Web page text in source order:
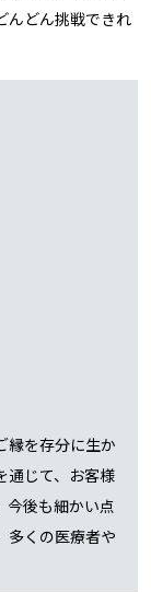
んどん挑戦できれ
縁を存分に生か
通じて、お客様
今後も細かい点
多くの医療者や